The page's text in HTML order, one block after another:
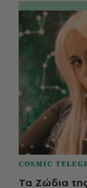
COSMIC
Τα Ζώδια